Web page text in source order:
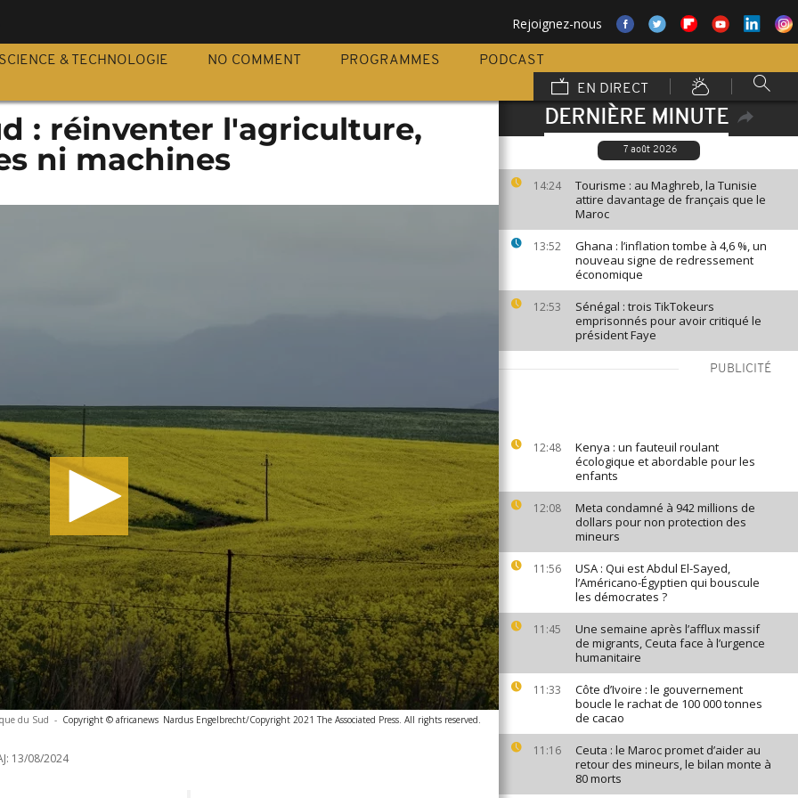
Rejoignez-nous
SCIENCE & TECHNOLOGIE NO COMMENT PROGRAMMES
PODCAST
EN DIRECT
DERNIÈRE MINUTE
7 août 2026
14:24
Tourisme : au Maghreb, la Tunisie
attire davantage de français que le
Maroc
13:52
Ghana : l’inflation tombe à 4,6 %, un
nouveau signe de redressement
économique
12:53
Sénégal : trois TikTokeurs
emprisonnés pour avoir critiqué le
président Faye
PUBLICITÉ
12:48
Kenya : un fauteuil roulant
écologique et abordable pour les
enfants
12:08
Meta condamné à 942 millions de
dollars pour non protection des
mineurs
11:56
USA : Qui est Abdul El-Sayed,
l’Américano-Égyptien qui bouscule
les démocrates ?
11:45
Une semaine après l’afflux massif
de migrants, Ceuta face à l’urgence
humanitaire
11:33
Côte d’Ivoire : le gouvernement
boucle le rachat de 100 000 tonnes
de cacao
11:16
Ceuta : le Maroc promet d’aider au
retour des mineurs, le bilan monte à
80 morts
: réinventer l'agriculture,
ni machines
du Sud - Copyright © africanews Nardus Engelbrecht/Copyright 2021 The Associated Press. All rights reserved.
13/08/2024